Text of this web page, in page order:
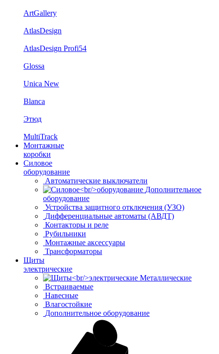
ArtGallery
AtlasDesign
AtlasDesign Profi54
Glossa
Unica New
Blanca
Этюд
MultiTrack
Монтажные
коробки
Силовое
оборудование
Автоматические выключатели
Дополнительное
оборудование
Устройства защитного отключения (УЗО)
Дифференциальные автоматы (АВДТ)
Контакторы и реле
Рубильники
Монтажные аксессуары
Трансформаторы
Щиты
электрические
Металлические
Встраиваемые
Навесные
Влагостойкие
Дополнительное оборудование